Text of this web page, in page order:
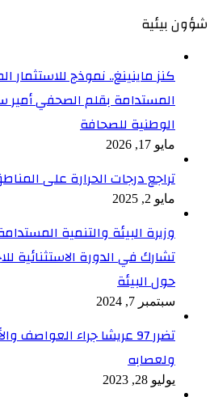
شؤون بيئية
كنز ماينينغ.. نموذج للاستثمار
المستدامة بقلم الصحفي أمير
الوطنية للصحافة
مايو 17, 2026
تراجع درجات الحرارة على
مايو 2, 2025
وزيرة البيئة والتنمية
تشارك في الدورة الاستثنائية
حول البيئة
سبتمبر 7, 2024
تضرر 97 عريشا جراء
ولعصابه
يوليو 28, 2023